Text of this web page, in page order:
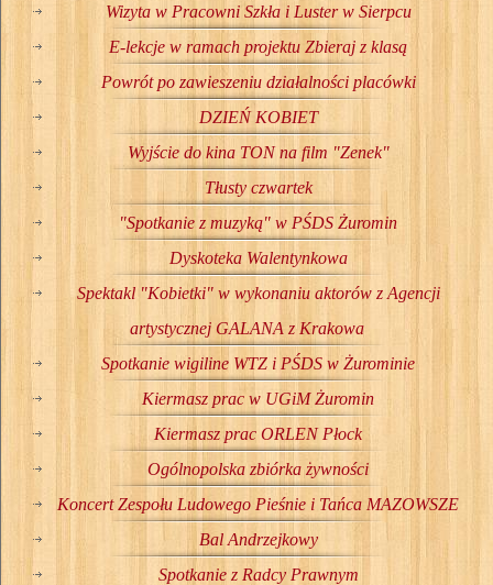
Wizyta w Pracowni Szkła i Luster w Sierpcu
E-lekcje w ramach projektu Zbieraj z klasą
Powrót po zawieszeniu działalności placówki
DZIEŃ KOBIET
Wyjście do kina TON na film "Zenek"
Tłusty czwartek
"Spotkanie z muzyką" w PŚDS Żuromin
Dyskoteka Walentynkowa
Spektakl "Kobietki" w wykonaniu aktorów z Agencji
artystycznej GALANA z Krakowa
Spotkanie wigiline WTZ i PŚDS w Żurominie
Kiermasz prac w UGiM Żuromin
Kiermasz prac ORLEN Płock
Ogólnopolska zbiórka żywności
Koncert Zespołu Ludowego Pieśnie i Tańca MAZOWSZE
Bal Andrzejkowy
Spotkanie z Radcy Prawnym